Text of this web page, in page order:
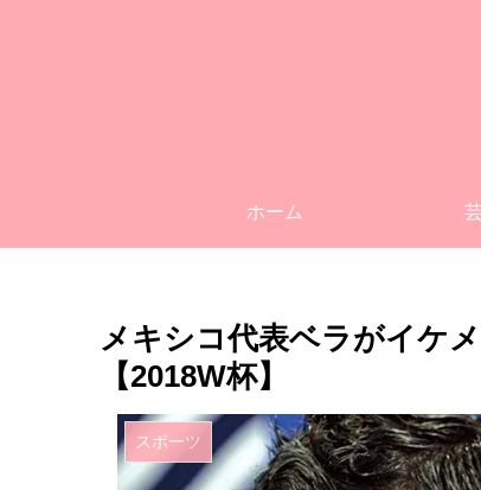
ホーム
メキシコ代表ベラがイケ
【2018W杯】
スポーツ